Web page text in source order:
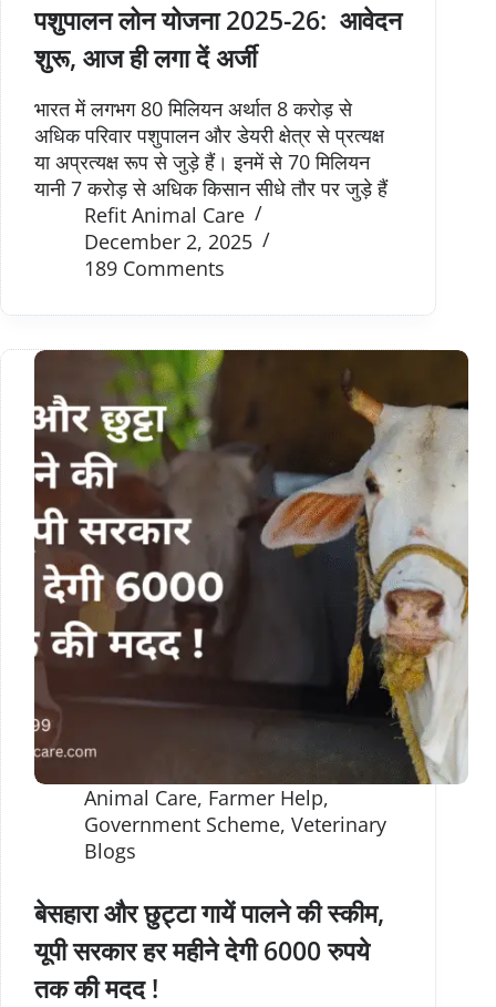
पशुपालन लोन योजना 2025-26: आवेदन
शुरू, आज ही लगा दें अर्जी
भारत में लगभग 80 मिलियन अर्थात 8 करोड़ से
अधिक परिवार पशुपालन और डेयरी क्षेत्र से प्रत्यक्ष
या अप्रत्यक्ष रूप से जुड़े हैं। इनमें से 70 मिलियन
यानी 7 करोड़ से अधिक किसान सीधे तौर पर जुड़े हैं
Refit Animal Care
December 2, 2025
189 Comments
Animal Care, Farmer Help,
Government Scheme, Veterinary
Blogs
बेसहारा और छुट्टा गायें पालने की स्कीम,
यूपी सरकार हर महीने देगी 6000 रुपये
तक की मदद !